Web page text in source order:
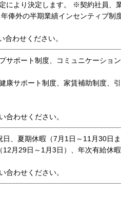
により決定します。 ※契約社員、
俸外の半期業績インセンティブ制
わせください。
サポート制度、コミュニケーショ
康サポート制度、家賃補助制度、
合わせください。
、夏期休暇（7月1日～11月30日
月29日～1月3日）、年次有給休暇
合わせください。